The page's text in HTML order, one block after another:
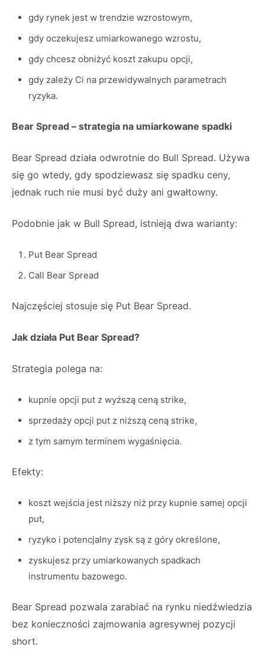
gdy rynek jest w trendzie wzrostowym,
gdy oczekujesz umiarkowanego wzrostu,
gdy chcesz obniżyć koszt zakupu opcji,
gdy zależy Ci na przewidywalnych parametrach
ryzyka.
Bear Spread – strategia na umiarkowane spadki
Bear Spread działa odwrotnie do Bull Spread. Używa
się go wtedy, gdy spodziewasz się spadku ceny,
jednak ruch nie musi być duży ani gwałtowny.
Podobnie jak w Bull Spread, istnieją dwa warianty:
Put Bear Spread
Call Bear Spread
Najczęściej stosuje się Put Bear Spread.
Jak działa Put Bear Spread?
Strategia polega na:
kupnie opcji put z wyższą ceną strike,
sprzedaży opcji put z niższą ceną strike,
z tym samym terminem wygaśnięcia.
Efekty:
koszt wejścia jest niższy niż przy kupnie samej opcji
put,
ryzyko i potencjalny zysk są z góry określone,
zyskujesz przy umiarkowanych spadkach
instrumentu bazowego.
Bear Spread pozwala zarabiać na rynku niedźwiedzia
bez konieczności zajmowania agresywnej pozycji
short.